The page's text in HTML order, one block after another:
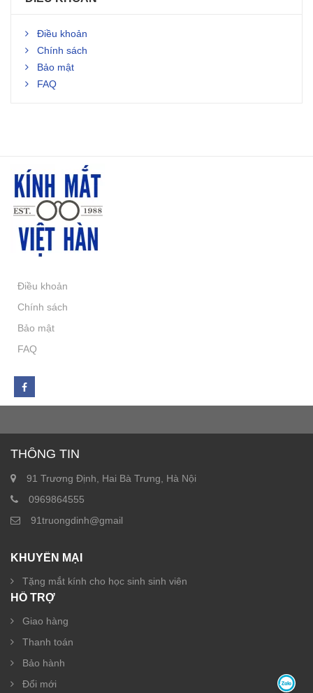
Điều khoản
Chính sách
Bảo mật
FAQ
Điều khoản
Chính sách
Bảo mật
FAQ
THÔNG TIN
91 Trương Định, Hai Bà Trưng, Hà Nội
0969864555
91truongdinh@gmail
KHUYẾN MẠI
Tặng mắt kính cho học sinh sinh viên
HỖ TRỢ
Giao hàng
Thanh toán
Bảo hành
Đổi mới